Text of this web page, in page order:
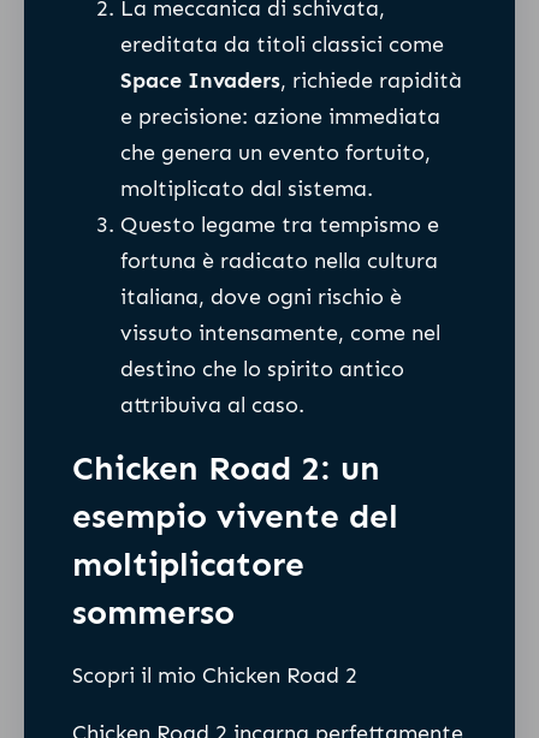
La meccanica di schivata,
ereditata da titoli classici come
Space Invaders, richiede rapidità
e precisione: azione immediata
che genera un evento fortuito,
moltiplicato dal sistema.
Questo legame tra tempismo e
fortuna è radicato nella cultura
italiana, dove ogni rischio è
vissuto intensamente, come nel
destino che lo spirito antico
attribuiva al caso.
Chicken Road 2: un
esempio vivente del
moltiplicatore
sommerso
Scopri il mio Chicken Road 2